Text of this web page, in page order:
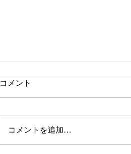
コメント
コメントを追加…